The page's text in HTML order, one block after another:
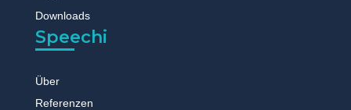
Downloads
Speechi
Über
Referenzen